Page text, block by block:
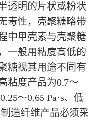
透明的片状或粉状
毒性，壳聚糖略带
中甲壳素与壳聚糖
一般用粘度高低的
糖视其用途不同有
粘度产品为0.7～
～0.65 Pa·s、低
制造纤维产品必须采